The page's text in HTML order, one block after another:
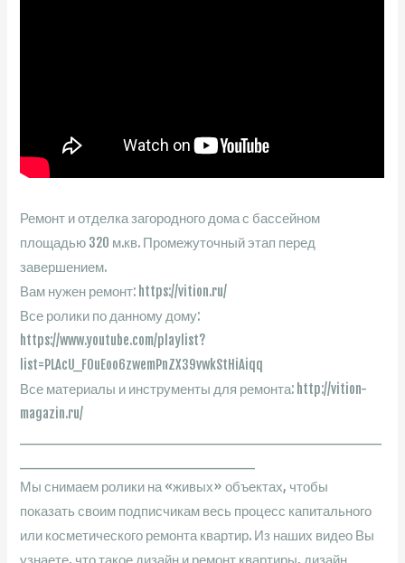
Ремонт и отделка загородного дома с бассейном
площадью 320 м.кв. Промежуточный этап перед
завершением.
Вам нужен ремонт: https://vition.ru/
Все ролики по данному дому:
https://www.youtube.com/playlist?
list=PLAcU_F0uEoo6zwemPnZX39vwkStHiAiqq
Все материалы и инструменты для ремонта: http://vition-
magazin.ru/
Мы снимаем ролики на «живых» объектах, чтобы
показать своим подписчикам весь процесс капитального
или косметического ремонта квартир. Из наших видео Вы